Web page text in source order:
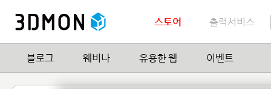
스토어 출력서비스
블로그 웨비나 유용한 웹 이벤트